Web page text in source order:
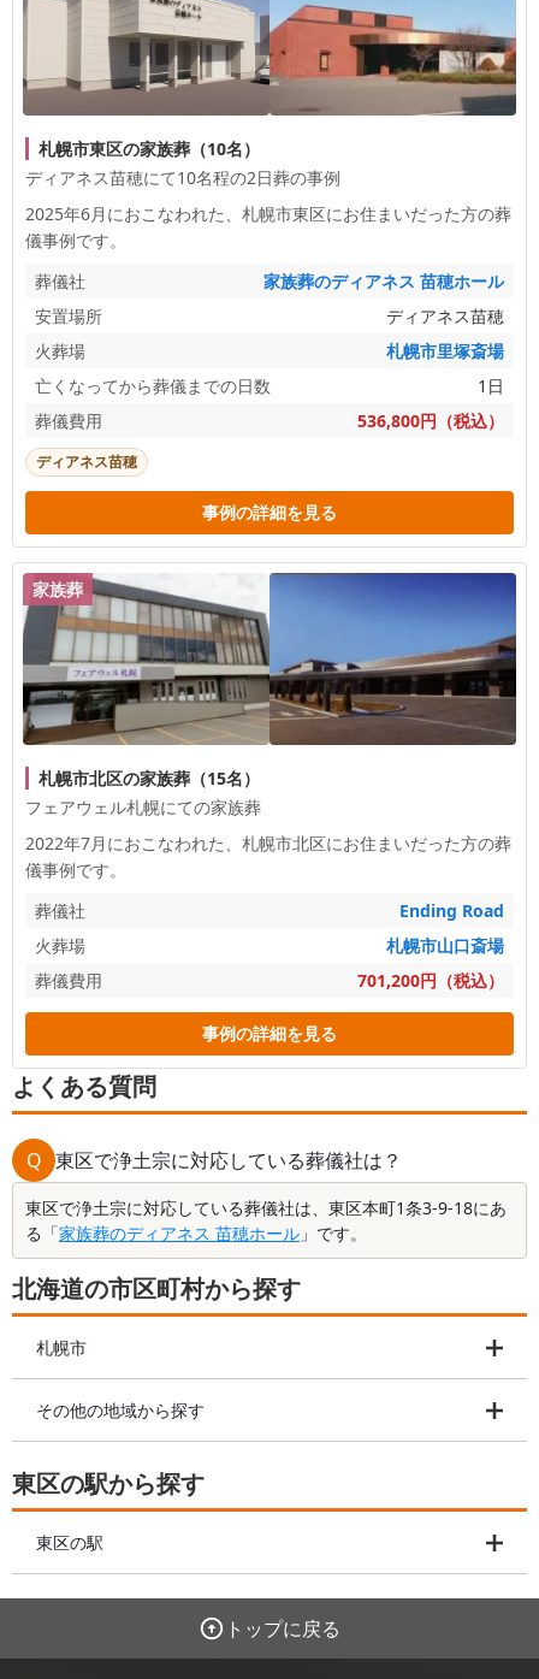
札幌市東区の家族葬（10名）
ディアネス苗穂にて10名程の2日葬の事例
2025年6月におこなわれた、 札幌市東区にお住まいだった方の葬
儀事例です。
葬儀社
家族葬のディアネス 苗穂ホール
安置場所
ディアネス苗穂
火葬場
札幌市里塚斎場
亡くなってから葬儀までの日数
1日
葬儀費用
536,800円（税込）
ディアネス苗穂
事例の詳細を見る
家族葬
札幌市北区の家族葬（15名）
フェアウェル札幌にての家族葬
2022年7月におこなわれた、 札幌市北区にお住まいだった方の葬
儀事例です。
葬儀社
Ending Road
火葬場
札幌市山口斎場
葬儀費用
701,200円（税込）
事例の詳細を見る
よくある質問
Q 東区で浄土宗に対応している葬儀社は？
東区で浄土宗に対応している葬儀社は、東区本町1条3-9-18にあ
る「家族葬のディアネス 苗穂ホール 」です。
北海道の市区町村から探す
札幌市
その他の地域から探す
東区の駅から探す
東区の駅
トップに戻る